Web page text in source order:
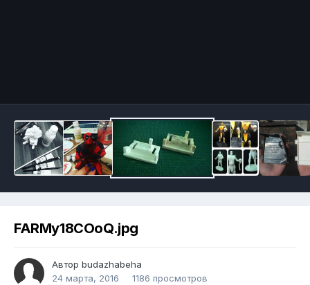
FARMy18COoQ.jpg
Автор budazhabeha
24 марта, 2016
1186 просмотров